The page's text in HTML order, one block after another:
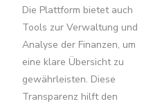
Die Plattform bietet auch
Tools zur Verwaltung und
Analyse der Finanzen, um
eine klare Übersicht zu
gewährleisten. Diese
Transparenz hilft den